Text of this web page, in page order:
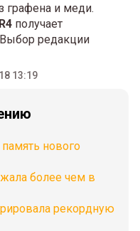
графена и меди.
получает
редакции
13:19
память нового
более чем в
рекордную